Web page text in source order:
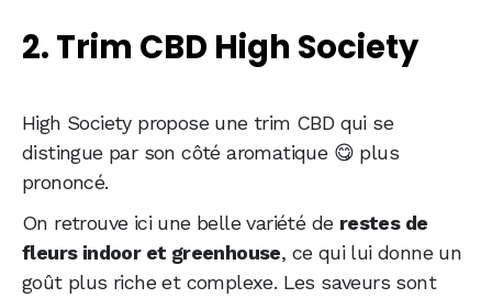
2. Trim CBD High Society
High Society propose une trim CBD qui se
distingue par son côté aromatique 😋 plus
prononcé.
On retrouve ici une belle variété de restes de
fleurs indoor et greenhouse, ce qui lui donne un
goût plus riche et complexe. Les saveurs sont